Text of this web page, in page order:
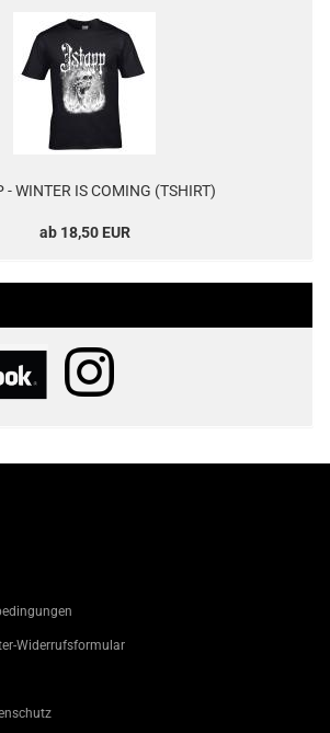
- WINTER IS COMING (TSHIRT)
ab 18,50 EUR
Widerrufsformular